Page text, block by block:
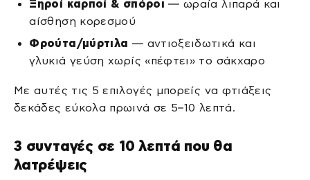
Ξηροί καρποί & σπόροι — ωραία λιπαρά και
αίσθηση κορεσμού
Φρούτα/μύρτιλα — αντιοξειδωτικά και
γλυκιά γεύση χωρίς «πέφτει» το σάκχαρο
Με αυτές τις 5 επιλογές μπορείς να φτιάξεις
δεκάδες εύκολα πρωινά σε 5–10 λεπτά.
3 συνταγές σε 10 λεπτά που θα
λατρέψεις